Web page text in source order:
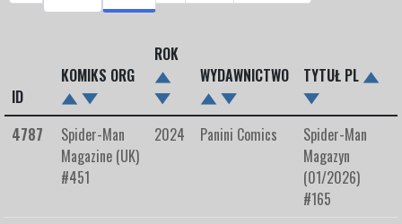
ID
KOMIKS ORG
ROK
WYDAWNICTWO
TYTUŁ PL
4787
Spider-Man
Magazine (UK)
#451
2024 Panini Comics
Spider-Man
Magazyn
(01/2026)
#165